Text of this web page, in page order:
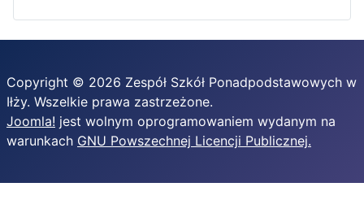
Copyright © 2026 Zespół Szkół Ponadpodstawowych w
Iłży. Wszelkie prawa zastrzeżone.
Joomla! jest wolnym oprogramowaniem wydanym na
warunkach GNU Powszechnej Licencji Publicznej.